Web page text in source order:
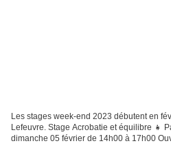
Les stages week-end 2023 débutent en
Lefeuvre. Stage Acrobatie et équilibre 👧
dimanche 05 février de 14h00 à 17h00